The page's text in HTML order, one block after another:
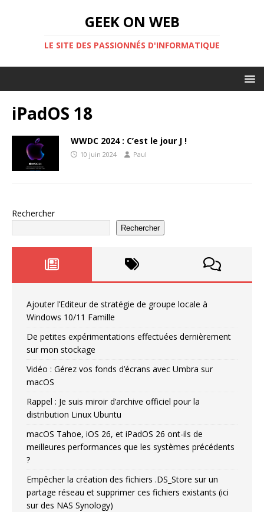
GEEK ON WEB
LE SITE DES PASSIONNÉS D'INFORMATIQUE
iPadOS 18
WWDC 2024 : C’est le jour J !
10 juin 2024 Paul
Rechercher
Rechercher
Ajouter l’Editeur de stratégie de groupe locale à
Windows 10/11 Famille
De petites expérimentations effectuées dernièrement
sur mon stockage
Vidéo : Gérez vos fonds d’écrans avec Umbra sur
macOS
Rappel : Je suis miroir d’archive officiel pour la
distribution Linux Ubuntu
macOS Tahoe, iOS 26, et iPadOS 26 ont-ils de
meilleures performances que les systèmes précédents
?
Empêcher la création des fichiers .DS_Store sur un
partage réseau et supprimer ces fichiers existants (ici
sur des NAS Synology)